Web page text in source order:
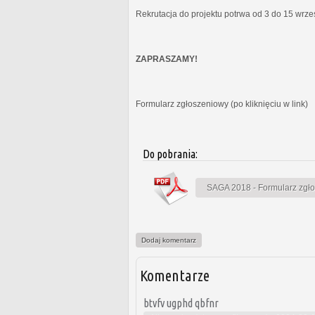
Rekrutacja do projektu potrwa od 3 do 15
ZAPRASZAMY!
Formularz zgłoszeniowy (po kliknięciu w link)
Do pobrania:
SAGA 2018 - Formularz
Dodaj komentarz
Komentarze
btvfv ugphd qbfnr